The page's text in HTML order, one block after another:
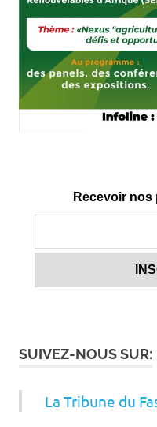
Recevoir nos
SUIVEZ-NOUS SUR:
La Tribune du